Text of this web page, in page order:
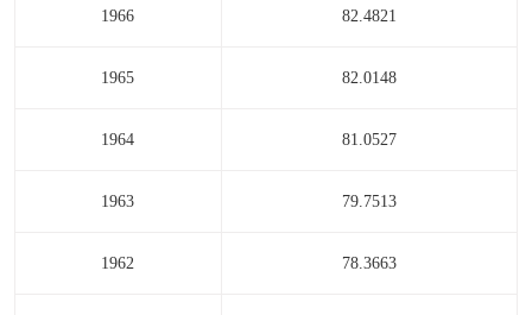
1966 82.4821
1965 82.0148
1964 81.0527
1963 79.7513
1962 78.3663